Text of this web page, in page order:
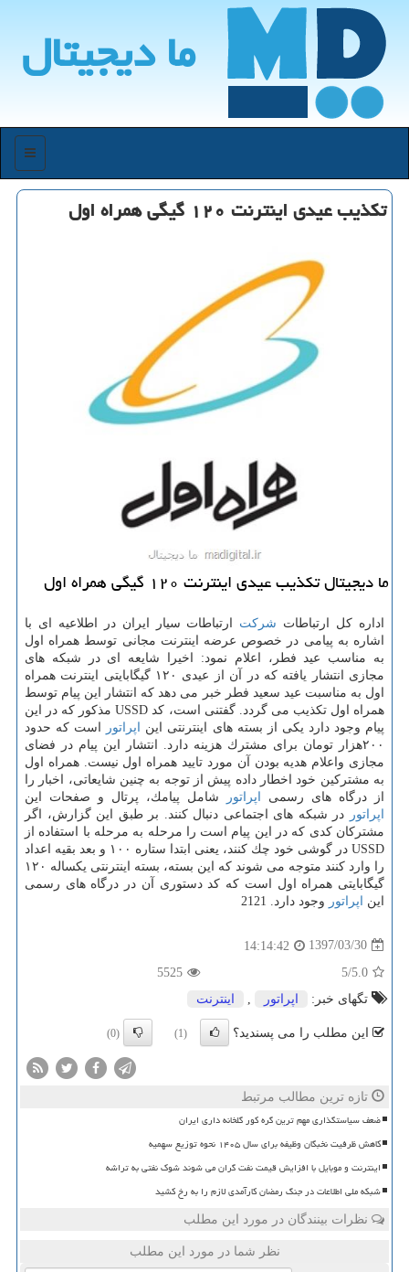
ما دیجیتال
منو
تكذیب عیدی اینترنت ۱۲۰ گیگی همراه اول
ما دیجیتال تكذیب عیدی اینترنت ۱۲۰ گیگی همراه اول
اداره كل ارتباطات شركت ارتباطات سیار ایران در اطلاعیه ای با
اشاره به پیامی در خصوص عرضه اینترنت مجانی توسط همراه اول
به مناسب عید فطر، اعلام نمود: اخیرا شایعه ای در شبكه های
مجازی انتشار یافته كه در آن از عیدی ۱۲۰ گیگابایتی اینترنت همراه
اول به مناسبت عید سعید فطر خبر می دهد كه انتشار این پیام توسط
همراه اول تكذیب می گردد. گفتنی است، كد USSD مذكور كه در این
پیام وجود دارد یكی از بسته های اینترنتی این
اپراتور
است كه حدود
۲۰۰هزار تومان برای مشترك هزینه دارد. انتشار این پیام در فضای
مجازی واعلام هدیه بودن آن مورد تایید همراه اول نیست. همراه اول
به مشتركین خود اخطار داده پیش از توجه به چنین شایعاتی، اخبار را
از درگاه های رسمی
اپراتور
شامل پیامك، پرتال و صفحات این
اپراتور
در شبكه های اجتماعی دنبال كنند. بر طبق این گزارش، اگر
مشتركان كدی كه در این پیام است را مرحله به مرحله با استفاده از
USSD در گوشی خود چك كنند، یعنی ابتدا ستاره ۱۰۰ و بعد بقیه اعداد
را وارد كنند متوجه می شوند كه این بسته، بسته اینترنتی یكساله ۱۲۰
گیگابایتی همراه اول است كه كد دستوری آن در درگاه های رسمی
این
اپراتور وجود دارد. 2121
1397/03/30
14:14:42
5.0
/5
5525
تگهای خبر:
اپراتور , اینترنت
این مطلب را می پسندید؟ (1)
(0)
تازه ترین مطالب مرتبط
ضعف سیاستگذاری مهم ترین گره کور گلخانه داری ایران
کاهش ظرفیت نخبگان وظیفه برای سال ۱۴۰۵ نحوه توزیع سهمیه
اینترنت و موبایل با افزایش قیمت نفت گران می شوند شوک نفتی به تراشه
شبکه ملی اطلاعات در جنگ رمضان کارآمدی لازم را به رخ کشید
نظرات بینندگان در مورد این مطلب
نظر شما در مورد این مطلب